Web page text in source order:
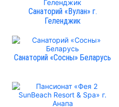
Санаторий «Вулан» г.
Геленджик
Санаторий «Сосны» Беларусь